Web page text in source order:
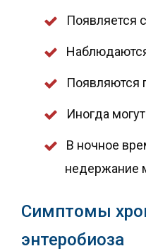
Появляется
Появляются
Иногда
В ночное
недержание
Симптомы
энтеробиоза